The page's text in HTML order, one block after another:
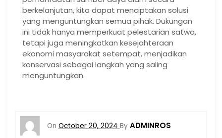
berkelanjutan, kita dapat menciptakan solusi
yang menguntungkan semua pihak. Dukungan
ini tidak hanya memperkuat pelestarian satwa,
tetapi juga meningkatkan kesejahteraan
ekonomi masyarakat setempat, menjadikan
konservasi sebagai langkah yang saling
menguntungkan.
On October 20, 2024 By ADMINROS